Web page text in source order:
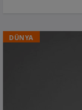
DÜNYA